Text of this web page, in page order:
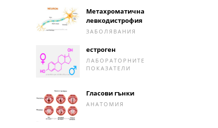
Метахроматична
левкодистрофия
ЗАБОЛЯВАНИЯ
естроген
ЛАБОРАТОРНИТЕ
ПОКАЗАТЕЛИ
Гласови гънки
АНАТОМИЯ